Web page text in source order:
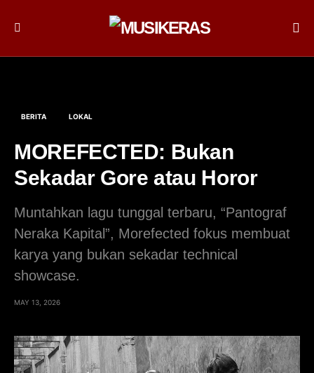
BERITA LOKAL
MOREFECTED: Bukan
Sekadar Gore atau Horor
Muntahkan lagu tunggal terbaru, “Pantograf
Neraka Kapital”, Morefected fokus membuat
karya yang bukan sekadar technical
showcase.
MAY 13, 2026